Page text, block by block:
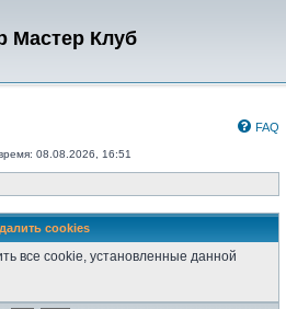
Мастер Клуб
FAQ
08.08.2026, 16:51
cookies
все cookie, установленные данной